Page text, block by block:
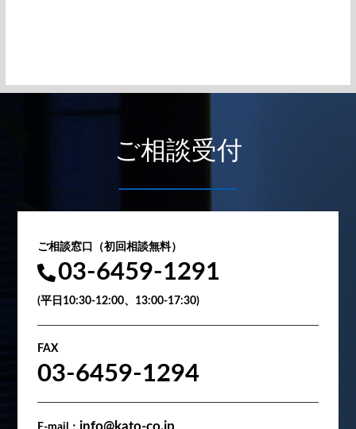
ご相談受付
ご相談窓口（初回相談無料）
03-6459-1291
(平日10:30-12:00、13:00-17:30)
FAX
03-6459-1294
info@kato-co.jp